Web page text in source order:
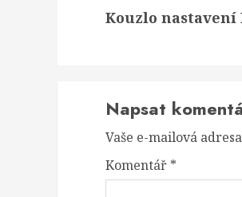
post:
Kouzlo nastavení
Napsat
Vaše e-mailová
Komentář *